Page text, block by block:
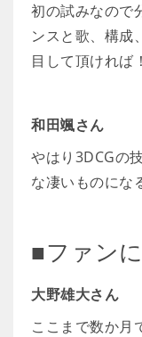
初の試みなので
ンスと歌、構成
目して頂ければ！
和田颯さん
やはり3DCGの
な凄いものにな
■ファン
大野雄大さん
ここまで数か月